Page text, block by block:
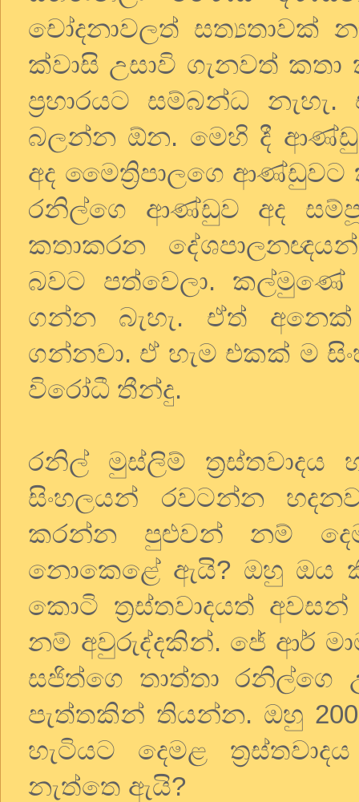
චෝදනාවලත් සත්‍යතාවක්
ක්වාසි උසාවි ගැනවත් කතා
ප්‍රහාරයට සම්බන්ධ
බලන්න ඕන. මෙහි දී
අද මෛත්‍රිපාලගෙ
රනිල්ගෙ ආණ්ඩුව අද
කතාකරන
බවට පත්වෙලා. කල්මුණේ
ගන්න බැහැ. ඒත්
ගන්නවා. ඒ හැම එකක් ම
විරෝධී තීන්දු.
රනිල් මුස්ලිම් ත්‍රස්තවාදය
සිංහලයන් රවටන්න
කරන්න පුළුවන් නම්
නොකෙළේ ඇයි? ඔහු ඔය
කොටි ත්‍රස්තවාදයත්
නම් අවුරුද්දකින්. ජේ ආර්
සජිත්ගෙ තාත්තා රනිල්ගෙ
පැත්තකින් තියන්න. ඔහු
හැටියට දෙමළ
නැත්තෙ ඇයි?